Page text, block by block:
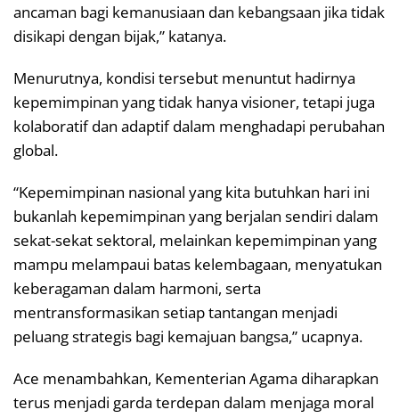
ancaman bagi kemanusiaan dan kebangsaan jika tidak
disikapi dengan bijak,” katanya.
Menurutnya, kondisi tersebut menuntut hadirnya
kepemimpinan yang tidak hanya visioner, tetapi juga
kolaboratif dan adaptif dalam menghadapi perubahan
global.
“Kepemimpinan nasional yang kita butuhkan hari ini
bukanlah kepemimpinan yang berjalan sendiri dalam
sekat-sekat sektoral, melainkan kepemimpinan yang
mampu melampaui batas kelembagaan, menyatukan
keberagaman dalam harmoni, serta
mentransformasikan setiap tantangan menjadi
peluang strategis bagi kemajuan bangsa,” ucapnya.
Ace menambahkan, Kementerian Agama diharapkan
terus menjadi garda terdepan dalam menjaga moral